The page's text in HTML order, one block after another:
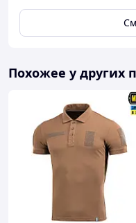
Похожее у других